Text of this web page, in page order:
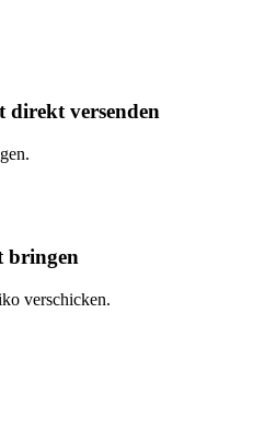
direkt versenden
bringen
verschicken.